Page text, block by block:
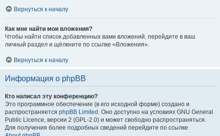
Вернуться к началу
Как мне найти мои вложения?
Чтобы найти список добавленных вами вложений, перейдите в ваш
личный раздел и щёлкните по ссылке «Вложения».
Вернуться к началу
Информация о phpBB
Кто написал эту конференцию?
Это программное обеспечение (в его исходной форме) создано и
распространяется phpBB Limited . Оно доступно на условиях GNU General
Public Licence, версии 2 (GPL-2.0) и может свободно распространяться.
Для получения более подробных сведений перейдите по ссылке